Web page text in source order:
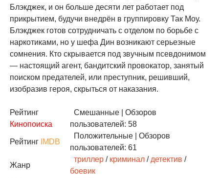
Блэкджек, и он больше десяти лет работает под
прикрытием, будучи внедрён в группировку Так Моу.
Блэкджек готов сотрудничать с отделом по борьбе с
наркотиками, но у шефа Дин возникают серьезные
сомнения. Кто скрывается под звучным псевдонимом
— настоящий агент, бандитский провокатор, занятый
поиском предателей, или преступник, решивший,
изобразив героя, скрыться от наказания.
Рейтинг
Кинопоиска
Смешанные | Обзоров
пользователей: 58
Рейтинг IMDB
Положительные | Обзоров
пользователей: 61
Жанр
триллер / криминал / детектив /
боевик